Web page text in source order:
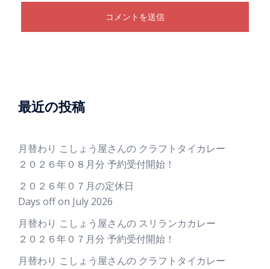
最近の投稿
月替わり こしょう屋さんの クラフトタイカレー
２０２６年０８月分 予約受付開始！
２０２６年０７月の定休日
Days off on July 2026
月替わり こしょう屋さんの スリランカカレー
２０２６年０７月分 予約受付開始！
月替わり こしょう屋さんの クラフトタイカレー